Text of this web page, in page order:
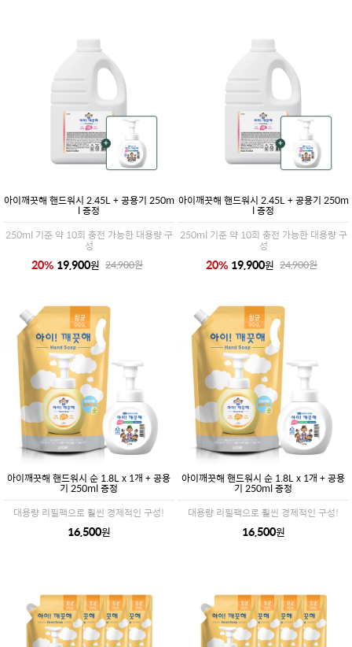
아이깨끗해 핸드워시 2.45L + 공용기 250m
l 증정
250ml 기준 약 10회 충전 가능한 대용량 구
성
20% 19,900원 24,900원
아이깨끗해 핸드워시 2.45L + 공용기 250m
l 증정
250ml 기준 약 10회 충전 가능한 대용량 구
성
20% 19,900원 24,900원
아이깨끗해 핸드워시 순 1.8L x 1개 + 공용
기 250ml 증정
대용량 리필팩으로 훨씬 경제적인 구성!
16,500원
아이깨끗해 핸드워시 순 1.8L x 1개 + 공용
기 250ml 증정
대용량 리필팩으로 훨씬 경제적인 구성!
16,500원